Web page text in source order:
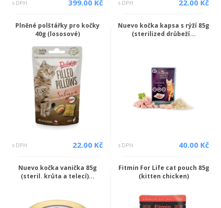
s DPH 399.00 Kč s DPH 22.00 Kč
Plněné polštářky pro kočky
40g (lososové)
s DPH 22.00 Kč
Nuevo kočka kapsa s rýží 85g
(sterilized drůbeží...
s DPH 40.00 Kč
Nuevo kočka vanička 85g
(steril. krůta a telecí)...
Fitmin For Life cat pouch 85g
(kitten chicken)